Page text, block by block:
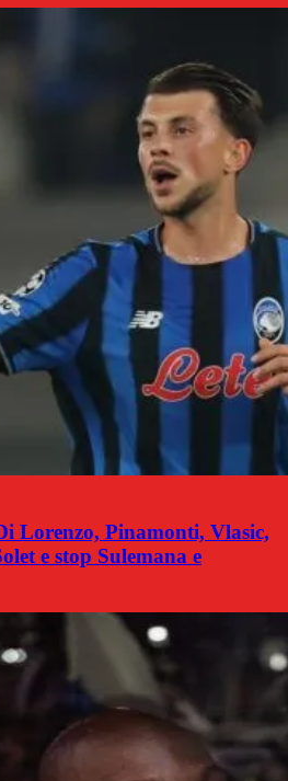
Lorenzo, Pinamonti, Vlasic,
e stop Sulemana e